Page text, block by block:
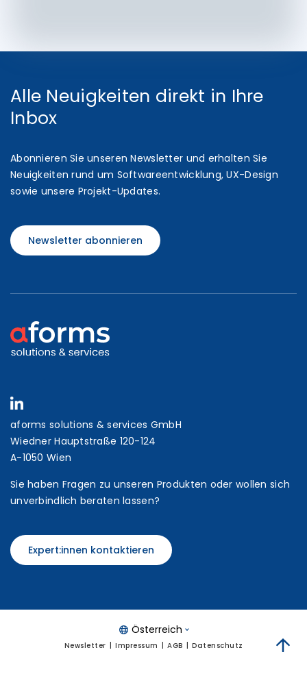
Alle Neuigkeiten direkt in Ihre
Inbox
Abonnieren Sie unseren Newsletter und erhalten Sie
Neuigkeiten rund um Softwareentwicklung, UX-Design
sowie unsere Projekt-Updates.
Newsletter abonnieren
aforms solutions & services GmbH
Wiedner Hauptstraße 120-124
A-1050 Wien
Sie haben Fragen zu unseren Produkten oder wollen sich
unverbindlich beraten lassen?
Expert:innen kontaktieren
Österreich
Newsletter Impressum AGB Datenschutz